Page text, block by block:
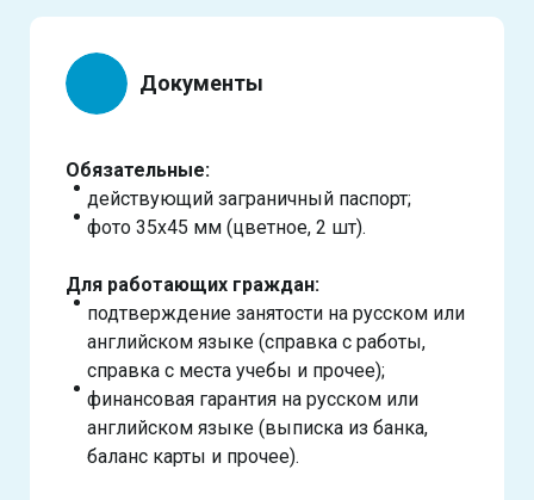
Документы
Обязательные:
действующий заграничный паспорт;
фото 35х45 мм (цветное, 2 шт).
Для работающих граждан:
подтверждение занятости на русском или
английском языке (справка с работы,
справка с места учебы и прочее);
финансовая гарантия на русском или
английском языке (выписка из банка,
баланс карты и прочее).